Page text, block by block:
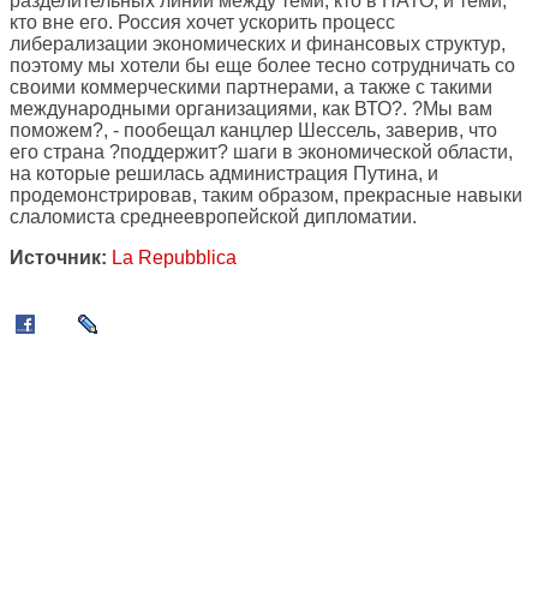
кто вне его. Россия хочет ускорить процесс
либерализации экономических и финансовых структур,
поэтому мы хотели бы еще более тесно сотрудничать со
своими коммерческими партнерами, а также с такими
международными организациями, как ВТО?. ?Мы вам
поможем?, - пообещал канцлер Шессель, заверив, что
его страна ?поддержит? шаги в экономической области,
на которые решилась администрация Путина, и
продемонстрировав, таким образом, прекрасные навыки
слаломиста среднеевропейской дипломатии.
Источник: La Repubblica